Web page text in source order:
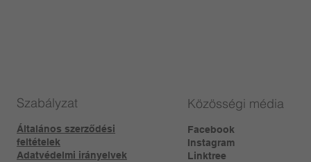
Szabályzat
Általános szerződési
feltételek
Adatvédelmi irányelvek
Közösségi média
Facebook
Instagram
Linktree​